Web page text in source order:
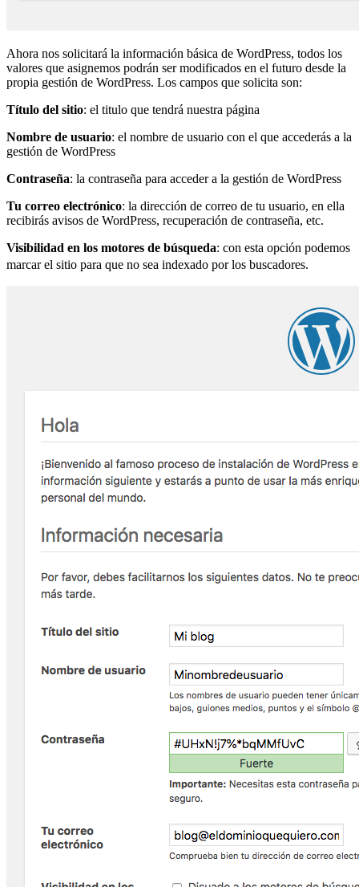
Ahora nos solicitará la información básica de WordPress, todos los
valores que asignemos podrán ser modificados en el futuro desde la
propia gestión de WordPress. Los campos que solicita son:
Título del sitio: el titulo que tendrá nuestra página
Nombre de usuario: el nombre de usuario con el que accederás a la
gestión de WordPress
Contraseña: la contraseña para acceder a la gestión de WordPress
Tu correo electrónico: la dirección de correo de tu usuario, en ella
recibirás avisos de WordPress, recuperación de contraseña, etc.
Visibilidad en los motores de búsqueda: con esta opción podemos
marcar el sitio para que no sea indexado por los buscadores.